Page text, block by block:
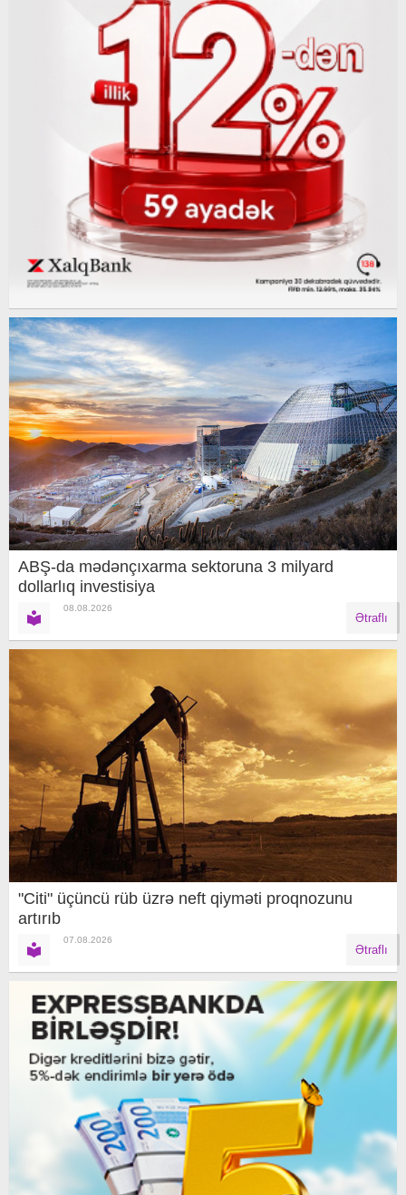
ABŞ-da mədənçıxarma sektoruna 3 milyard
dollarlıq investisiya
08.08.2026
Ətraflı
"Citi" üçüncü rüb üzrə neft qiyməti proqnozunu
artırıb
07.08.2026
Ətraflı